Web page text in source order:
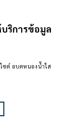
ริการข้อมูล
ซต์ อบตหนองน้ำใส